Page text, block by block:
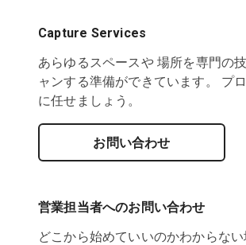
Capture Services
あらゆるスペースや 場所を専門の
ャンする準備ができています。 プ
に任せましょう。
お問い合わせ
営業担当者へのお問い合わせ
どこから始めていいのかわからな